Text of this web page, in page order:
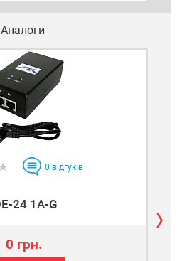
Аналоги
0 відгуків
24 1A-G
0 грн.